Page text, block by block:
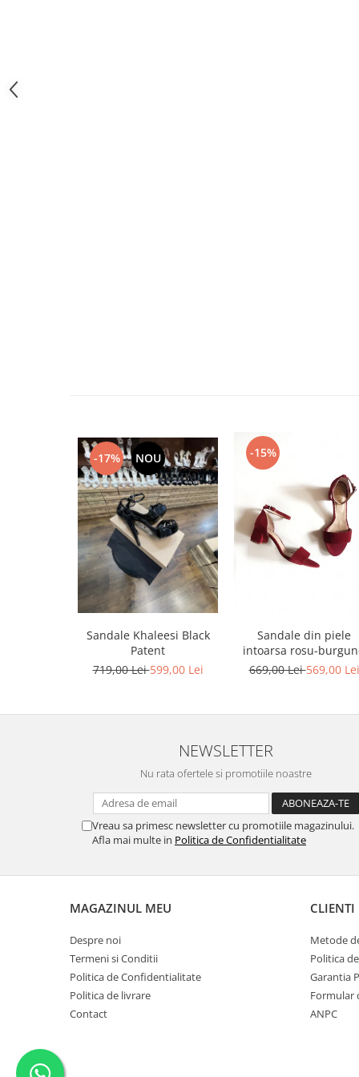
-17% NOU
Sandale Khaleesi Black
Patent
719,00 Lei599,00 Lei
-15%
Sandale din piele
intoarsa rosu-
669,00 Lei569,00 Lei
NEWSLETTER
Nu rata ofertele si promotiile noastre
Vreau sa primesc newsletter cu promotiile magazinului.
Afla mai multe in Politica de Confidentialitate
MAGAZINUL MEU
Despre noi
Termeni si Conditii
Politica de Confidentialitate
Politica de livrare
Contact
CLIENTI
Metode
Politica
Garantia
Formular
ANPC